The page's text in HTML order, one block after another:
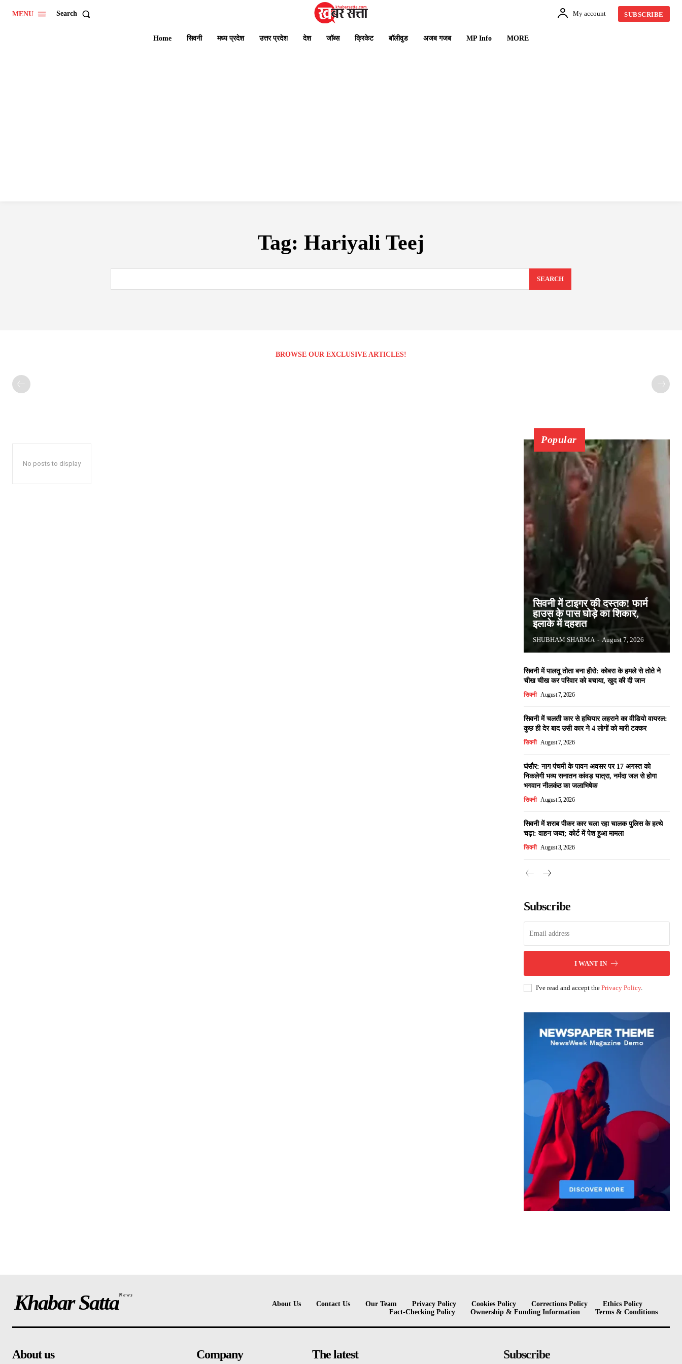
MENU Search My account SUBSCRIBE
Home सिवनी मध्य प्रदेश उत्तर प्रदेश देश जॉब्स क्रिकेट बॉलीवुड अजब गजब MP Info MORE
Tag: Hariyali Teej
SEARCH
BROWSE OUR EXCLUSIVE ARTICLES!
No posts to display
Popular
सिवनी में टाइगर की दस्तक! फार्म
हाउस के पास घोड़े का शिकार,
इलाके में दहशत
SHUBHAM SHARMA - August 7, 2026
सिवनी में पालतू तोता बना हीरो: कोबरा के हमले से तोते ने
चीख चीख कर परिवार को बचाया, खुद की दी जान
सिवनी August 7, 2026
सिवनी में चलती कार से हथियार लहराने का वीडियो वायरल:
कुछ ही देर बाद उसी कार ने 4 लोगों को मारी टक्कर
सिवनी August 7, 2026
घंसौर: नाग पंचमी के पावन अवसर पर 17 अगस्त को
निकलेगी भव्य सनातन कांवड़ यात्रा, नर्मदा जल से होगा
भगवान नीलकंठ का जलाभिषेक
सिवनी August 5, 2026
सिवनी में शराब पीकर कार चला रहा चालक पुलिस के हत्थे
चढ़ा: वाहन जब्त; कोर्ट में पेश हुआ मामला
सिवनी August 3, 2026
Subscribe
I WANT IN
I've read and accept the Privacy Policy.
Khabar SattaNews
About Us Contact Us Our Team Privacy Policy Cookies Policy Corrections Policy
Ethics Policy
Fact-Checking Policy
Ownership & Funding Information Terms & Conditions
About us Company The latest Subscribe